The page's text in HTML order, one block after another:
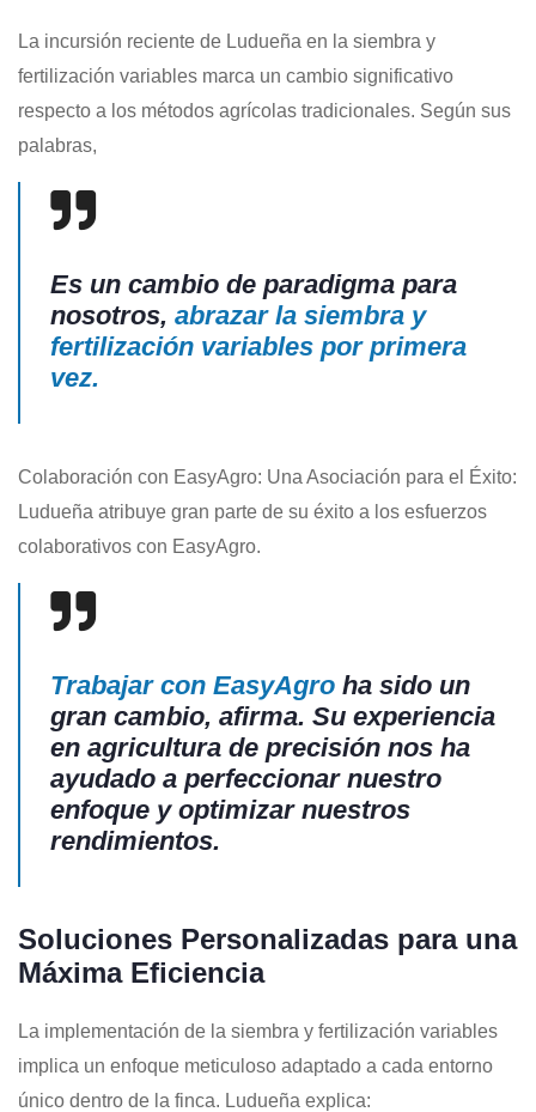
La incursión reciente de Ludueña en la siembra y
fertilización variables marca un cambio significativo
respecto a los métodos agrícolas tradicionales. Según sus
palabras,
Es un cambio de paradigma para
nosotros, abrazar la siembra y
fertilización variables por primera
vez.
Colaboración con EasyAgro: Una Asociación para el Éxito:
Ludueña atribuye gran parte de su éxito a los esfuerzos
colaborativos con EasyAgro.
Trabajar con EasyAgro ha sido un
gran cambio, afirma. Su experiencia
en agricultura de precisión nos ha
ayudado a perfeccionar nuestro
enfoque y optimizar nuestros
rendimientos.
Soluciones Personalizadas para una
Máxima Eficiencia
La implementación de la siembra y fertilización variables
implica un enfoque meticuloso adaptado a cada entorno
único dentro de la finca. Ludueña explica: